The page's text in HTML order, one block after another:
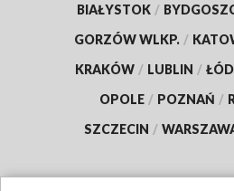
BIAŁYSTOK /
GORZÓW WLKP. /
KRAKÓW / LUBLIN /
OPOLE / POZNAŃ /
SZCZECIN /